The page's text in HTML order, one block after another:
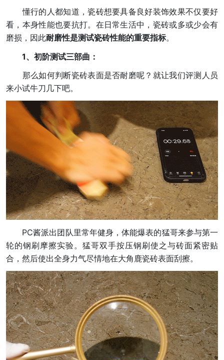
懂行的人都知道，瓷砖想要具备良好装饰效果不仅要好
看，本身性能也要抗打。在日常生活中，瓷砖或多或少会有
磨损，因此耐磨性是测试瓷砖性能的重要指标。
1、初阶测试三部曲：
那么如何判断瓷砖表面是否耐磨呢？就让我们评测人员
来小试牛刀几下吧。
PC酱派出团队里常年健身，体能爆表的猛哥来参与第一
轮的钢刷摩擦实验。猛哥双手按压钢刷使之与砖面紧密贴
合，然后使出全身力气尽情地在大角鹿瓷砖表面刮擦。